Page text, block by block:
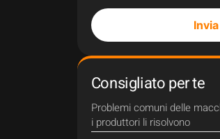
Invia
Consigliato per te
Problemi comuni delle
i produttori li risolvono